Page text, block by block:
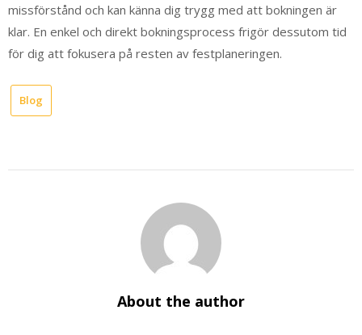
missförstånd och kan känna dig trygg med att bokningen är
klar. En enkel och direkt bokningsprocess frigör dessutom tid
för dig att fokusera på resten av festplaneringen.
Blog
About the author